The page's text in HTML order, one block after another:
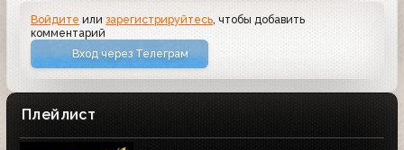
Войдите илизарегистрируйтесь , чтобы добавить
комментарий
Вход через Телеграм
Плейлист